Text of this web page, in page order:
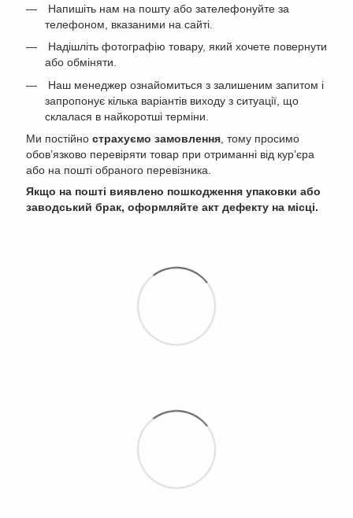
Напишіть нам на пошту або зателефонуйте за
телефоном, вказаними на сайті.
Надішліть фотографію товару, який хочете повернути
або обміняти.
Наш менеджер ознайомиться з залишеним запитом і
запропонує кілька варіантів виходу з ситуації, що
склалася в найкоротші терміни.
Ми постійно страхуємо замовлення, тому просимо
обов’язково перевіряти товар при отриманні від кур’єра
або на пошті обраного перевізника.
Якщо на пошті виявлено пошкодження упаковки або
заводський брак, оформляйте акт дефекту на місці.